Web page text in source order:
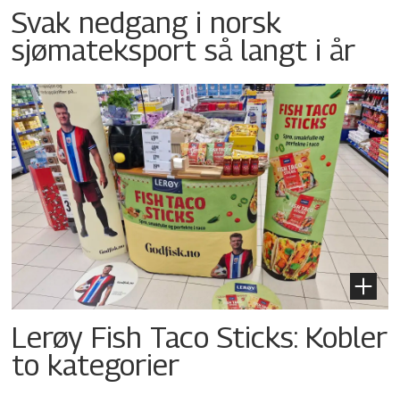
Svak nedgang i norsk
sjømateksport så langt i år
Lerøy Fish Taco Sticks: Kobler
to kategorier